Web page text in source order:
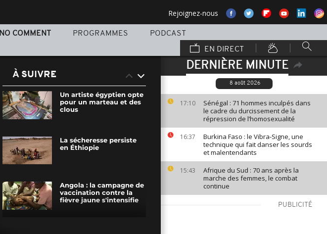
Rejoignez-nous
NO COMMENT PROGRAMMES
PODCAST
EN DIRECT
DERNIÈRE MINUTE
8 août 2026
17:10
Sénégal : 71 hommes inculpés dans
le cadre du durcissement de la
répression de l’homosexualité
16:37
Burkina Faso : le Vibra-Signe, une
technique qui fait danser les sourds
et malentendants
15:43
Afrique du Sud : 70 ans après la
marche des femmes, le combat
continue
PUBLICITÉ
À SUIVRE
Un artiste égyptien opte
pour un marteau et des
clous
La sécheresse persiste
en Éthiopie
Angola : la campagne de
vaccination contre la
fièvre jaune s'intensifie